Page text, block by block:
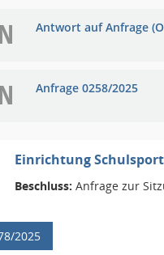
Antwort auf Anfrage
Anfrage 0258/2025
Einrichtung
Beschluss: Anfrage zur
2025